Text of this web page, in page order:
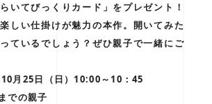
いてびっくりカード」をプレゼント！
しい仕掛けが魅力の本作。開いてみた
ているでしょう？ぜひ親子で一緒にご
10月25日（日）10:00～10：45
での親子